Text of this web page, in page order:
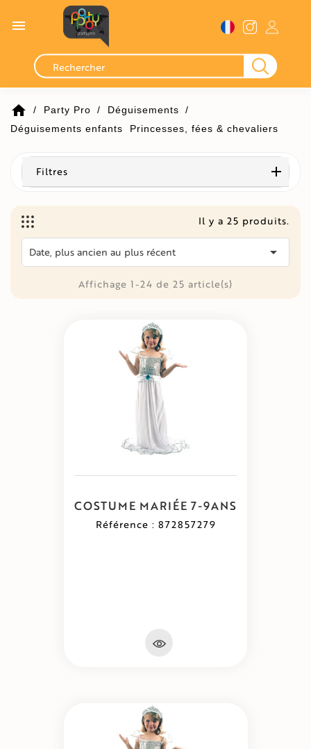

home Party Pro
Déguisements
Déguisements enfants
Princesses, fées & chevaliers
Filtres
Il y a 25 produits.
Date, plus ancien au plus récent 
Affichage 1-24 de 25 article(s)
COSTUME MARIÉE 7-9ANS
Référence : 872857279